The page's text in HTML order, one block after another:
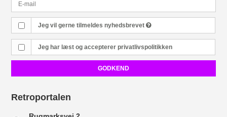
Jeg vil gerne tilmeldes nyhedsbrevet
Jeg har læst og accepterer privatlivspolitikken
GODKEND
Retroportalen